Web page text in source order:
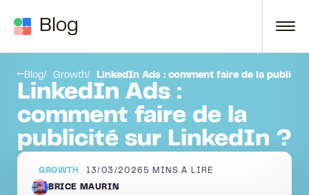
Blog
Blog Growth LinkedIn Ads : comment faire de la
LinkedIn Ads :
comment faire de la
publicité sur LinkedIn ?
GROWTH 13/03/2026 5 MINS À LIRE
BRICE MAURIN